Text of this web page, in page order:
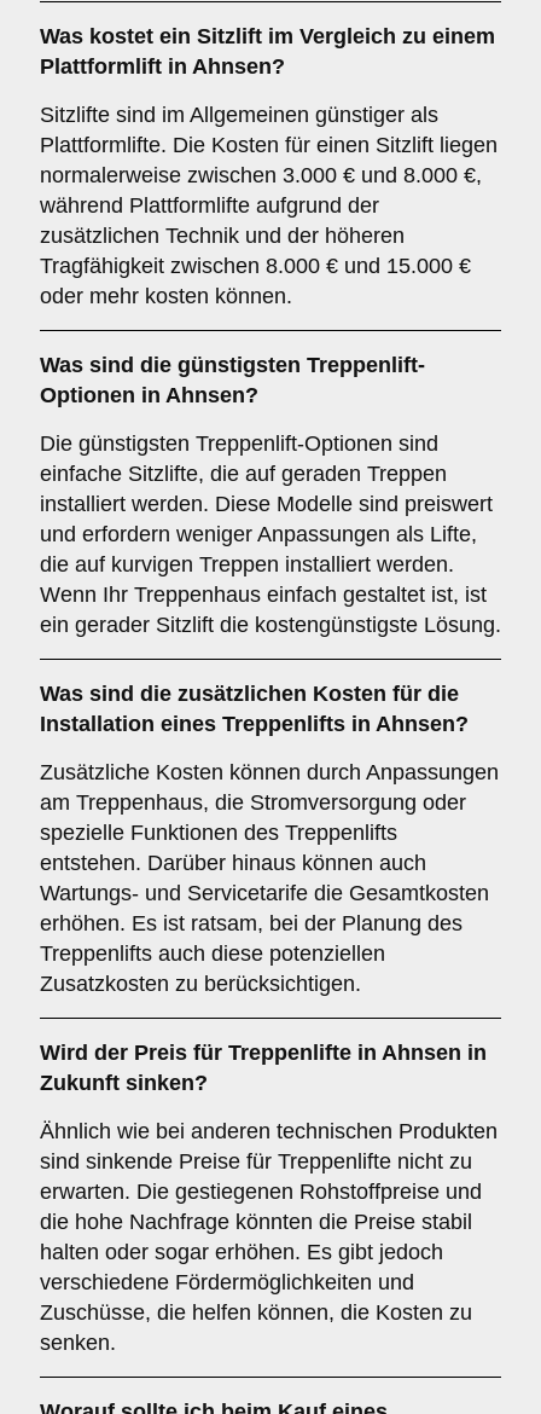
Was kostet ein Sitzlift im Vergleich zu einem
Plattformlift in Ahnsen?
Sitzlifte sind im Allgemeinen günstiger als
Plattformlifte. Die Kosten für einen Sitzlift liegen
normalerweise zwischen 3.000 € und 8.000 €,
während Plattformlifte aufgrund der
zusätzlichen Technik und der höheren
Tragfähigkeit zwischen 8.000 € und 15.000 €
oder mehr kosten können.
Was sind die günstigsten Treppenlift-
Optionen in Ahnsen?
Die günstigsten Treppenlift-Optionen sind
einfache Sitzlifte, die auf geraden Treppen
installiert werden. Diese Modelle sind preiswert
und erfordern weniger Anpassungen als Lifte,
die auf kurvigen Treppen installiert werden.
Wenn Ihr Treppenhaus einfach gestaltet ist, ist
ein gerader Sitzlift die kostengünstigste Lösung.
Was sind die zusätzlichen Kosten für die
Installation eines Treppenlifts in Ahnsen?
Zusätzliche Kosten können durch Anpassungen
am Treppenhaus, die Stromversorgung oder
spezielle Funktionen des Treppenlifts
entstehen. Darüber hinaus können auch
Wartungs- und Servicetarife die Gesamtkosten
erhöhen. Es ist ratsam, bei der Planung des
Treppenlifts auch diese potenziellen
Zusatzkosten zu berücksichtigen.
Wird der Preis für Treppenlifte in Ahnsen in
Zukunft sinken?
Ähnlich wie bei anderen technischen Produkten
sind sinkende Preise für Treppenlifte nicht zu
erwarten. Die gestiegenen Rohstoffpreise und
die hohe Nachfrage könnten die Preise stabil
halten oder sogar erhöhen. Es gibt jedoch
verschiedene Fördermöglichkeiten und
Zuschüsse, die helfen können, die Kosten zu
senken.